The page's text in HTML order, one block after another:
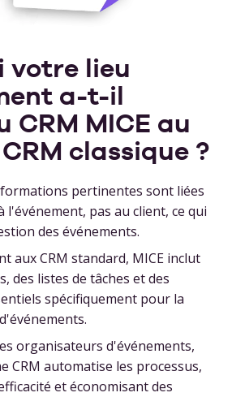
votre lieu
a-t-il
CRM MICE au
classique ?
pertinentes sont liées
l'événement, pas au client, ce qui
des événements.
aux CRM standard, MICE inclut
des listes de tâches et des
spécifiquement pour la
organisateurs d'événements,
CRM automatise les processus,
et économisant des